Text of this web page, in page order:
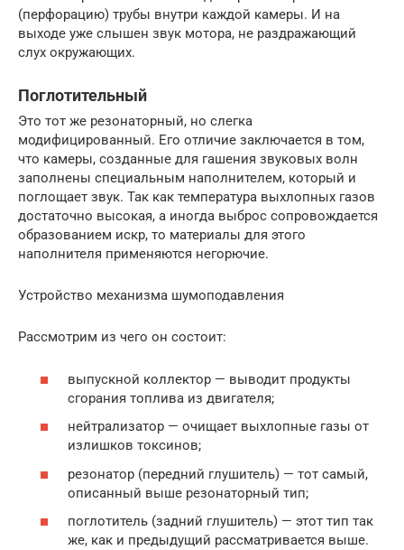
(перфорацию) трубы внутри каждой камеры. И на
выходе уже слышен звук мотора, не раздражающий
слух окружающих.
Поглотительный
Это тот же резонаторный, но слегка
модифицированный. Его отличие заключается в том,
что камеры, созданные для гашения звуковых волн
заполнены специальным наполнителем, который и
поглощает звук. Так как температура выхлопных газов
достаточно высокая, а иногда выброс сопровождается
образованием искр, то материалы для этого
наполнителя применяются негорючие.
Устройство механизма шумоподавления
Рассмотрим из чего он состоит:
выпускной коллектор — выводит продукты
сгорания топлива из двигателя;
нейтрализатор — очищает выхлопные газы от
излишков токсинов;
резонатор (передний глушитель) — тот самый,
описанный выше резонаторный тип;
поглотитель (задний глушитель) — этот тип так
же, как и предыдущий рассматривается выше.